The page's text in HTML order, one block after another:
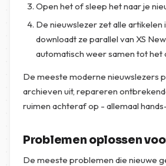
Open het of sleep het naar je
De nieuwslezer zet alle artikelen
downloadt ze parallel van XS
automatisch weer samen tot het
De meeste moderne nieuwslezers
archieven uit, repareren
ruimen achteraf op - allemaal
Problemen oplossen
De meeste problemen die nieuwe